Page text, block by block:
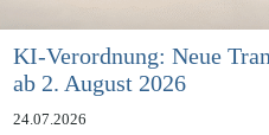
KI-Verordnung: Neue
ab 2. August 2026